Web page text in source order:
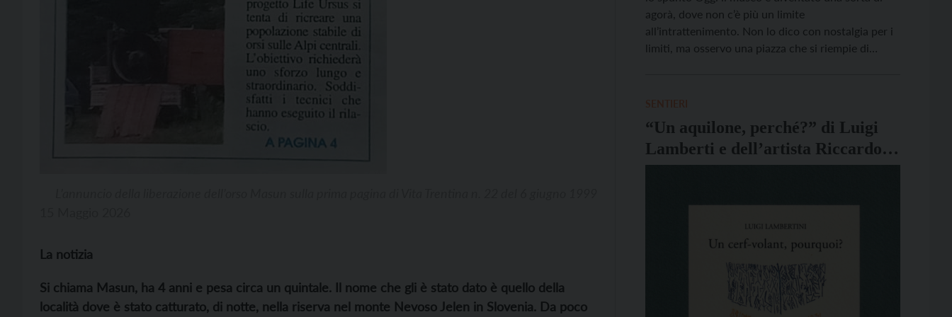
La notizia
Si chiama Masun, ha 4 anni e pesa circa un quintale. Il nome che gli è stato dato è quello della
località dove è stato catturato, di notte, nella riserva nel monte Nevoso Jelen in Slovenia. Da poco
agorà, dove non c’è più un limite
all’intrattenimento. Non lo dico con nostalgia per i
limiti, ma osservo una piazza che si riempie di
“Un aquilone, perché?” di Luigi
Lamberti e dell’artista Riccardo
Licata: tra storie di bambini e